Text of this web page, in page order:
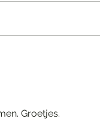
Groetjes.